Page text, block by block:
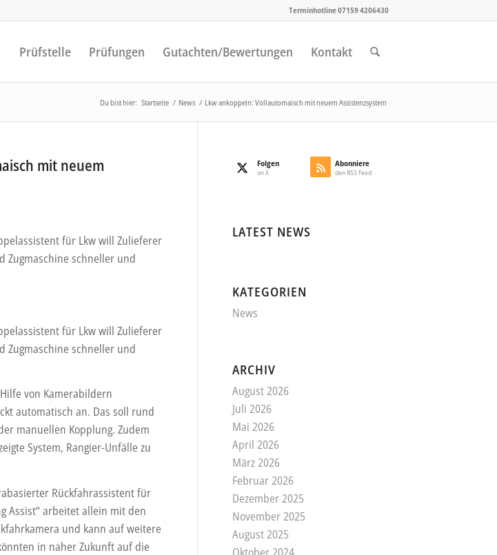
Terminhotline 07159 4206430
Prüfstelle Prüfungen Gutachten/Bewertungen Kontakt
Du bist hier: Startseite / News / Lkw ankoppeln: Vollautomaisch mit neuem Assistenzsystem
mit neuem
für Lkw will Zulieferer
Zugmaschine schneller und
für Lkw will Zulieferer
Zugmaschine schneller und
von Kamerabildern
automatisch an. Das soll rund
manuellen Kopplung. Zudem
System, Rangier-Unfälle zu
Rückfahrassistent für
Assist“ arbeitet allein mit den
und kann auf weitere
in naher Zukunft auf die
Folgen
on X
Abonniere
den RSS Feed
LATEST NEWS
KATEGORIEN
News
ARCHIV
August 2026
Juli 2026
Mai 2026
April 2026
März 2026
Februar 2026
Dezember 2025
November 2025
August 2025